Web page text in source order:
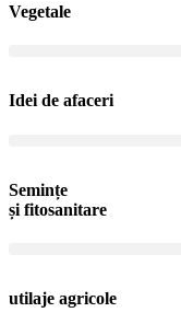
Vegetale
Idei de afaceri
Semințe
și fitosanitare
utilaje agricole